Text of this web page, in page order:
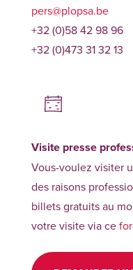
pers@plopsa.be
+32 (0)58 42 98 96
+32 (0)473 31 32 13
Visite presse
Vous-voulez visiter
des raisons
billets gratuits au
votre visite via ce